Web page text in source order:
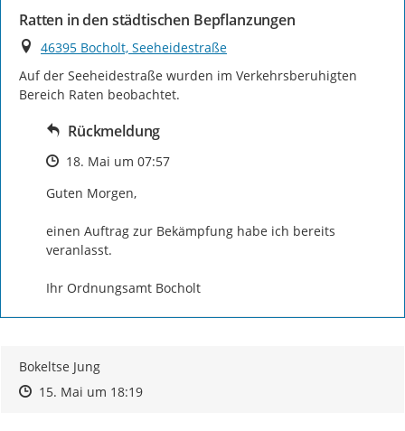
Ratten in den städtischen Bepflanzungen
Ort
46395 Bocholt, Seeheidestraße
Auf der Seeheidestraße wurden im Verkehrsberuhigten
Bereich Raten beobachtet.
Rückmeldung
Zeitpunkt des Erstellens
18. Mai um 07:57
Guten Morgen,
einen Auftrag zur Bekämpfung habe ich bereits
veranlasst.
Ihr Ordnungsamt Bocholt
Bokeltse Jung
Zeitpunkt des Erstellens
Zeitpunkt des Erstellens
15. Mai um 18:19Zur Äußerung